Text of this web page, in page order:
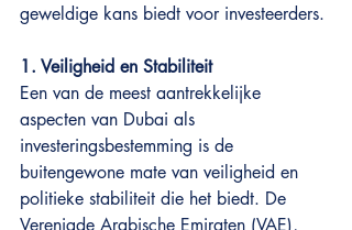
geweldige kans biedt voor investeerders.
1. Veiligheid en Stabiliteit
Een van de meest aantrekkelijke
aspecten van Dubai als
investeringsbestemming is de
buitengewone mate van veiligheid en
politieke stabiliteit die het biedt. De
Verenigde Arabische Emiraten (VAE),